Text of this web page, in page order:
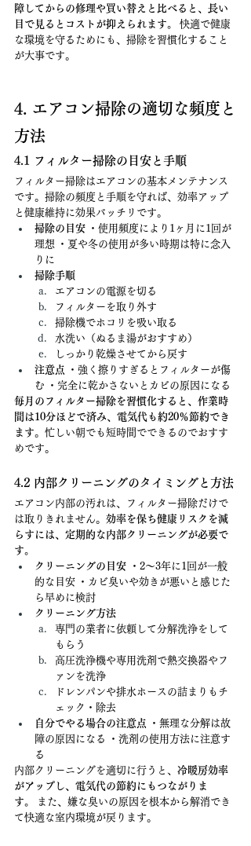
障してからの修理や買い替えと比べると、長い
目で見るとコストが抑えられます。
快適で健康
な環境を守るためにも、掃除を習慣化すること
が大事です。
4. エアコン掃除の適切な頻度と
方法
4.1 フィルター掃除の目安と手順
フィルター掃除はエアコンの基本メンテナンス
です。掃除の頻度と手順を守れば、効率アップ
と健康維持に効果バッチリです。
掃除の目安 ・使用頻度により1ヶ月に1回が
理想 ・夏や冬の使用が多い時期は特に念入
りに
掃除手順
エアコンの電源を切る
フィルターを取り外す
掃除機でホコリを吸い取る
水洗い（ぬるま湯がおすすめ）
しっかり乾燥させてから戻す
注意点 ・強く擦りすぎるとフィルターが傷
む ・完全に乾かさないとカビの原因になる
毎月のフィルター掃除を習慣化すると、作業時
間は10分ほどで済み、電気代も約20％節約でき
ます。忙しい朝でも短時間でできるのでおすす
めです。
4.2 内部クリーニングのタイミングと方法
エアコン内部の汚れは、フィルター掃除だけで
は取りきれません。 効率を保ち健康リスクを減
らすには、定期的な内部クリーニングが必要で
す。
クリーニングの目安 ・2〜3年に1回が一般
的な目安 ・カビ臭いや効きが悪いと感じた
ら早めに検討
クリーニング方法
専門の業者に依頼して分解洗浄をして
もらう
高圧洗浄機や専用洗剤で熱交換器やフ
ァンを洗浄
ドレンパンや排水ホースの詰まりもチ
ェック・除去
自分でやる場合の注意点 ・無理な分解は故
障の原因になる ・洗剤の使用方法に注意す
る
内部クリーニングを適切に行うと、 冷暖房効率
がアップし、電気代の節約にもつながりま
す。
また、嫌な臭いの原因を根本から解消でき
て快適な室内環境が戻ります。